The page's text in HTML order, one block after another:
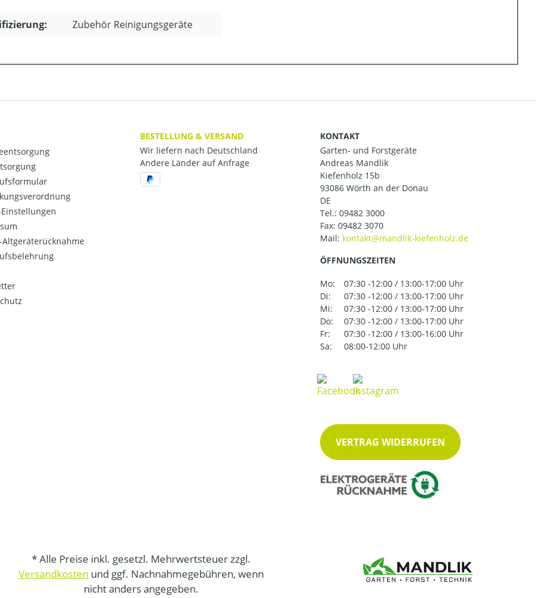
Zubehör Reinigungsgeräte
Einstellungen
Altgeräterücknahme
BESTELLUNG & VERSAND
Wir liefern nach Deutschland
Andere Länder auf Anfrage
KONTAKT
Garten- und Forstgeräte
Andreas Mandlik
Kiefenholz 15b
93086 Wörth an der Donau
DE
Tel.: 09482 3000
Fax: 09482 3070
Mail:
ÖFFNUNGSZEITEN
Mo:
07:30 -12:00 / 13:00-17:00 Uhr
Di:
07:30 -12:00 / 13:00-17:00 Uhr
Mi:
07:30 -12:00 / 13:00-17:00 Uhr
Do:
07:30 -12:00 / 13:00-17:00 Uhr
Fr:
07:30 -12:00 / 13:00-16:00 Uhr
Sa:
08:00-12:00 Uhr
VERTRAG WIDERRUFEN
* Alle Preise inkl. gesetzl. Mehrwertsteuer zzgl.
Versandkosten und ggf. Nachnahmegebühren, wenn
nicht anders angegeben.